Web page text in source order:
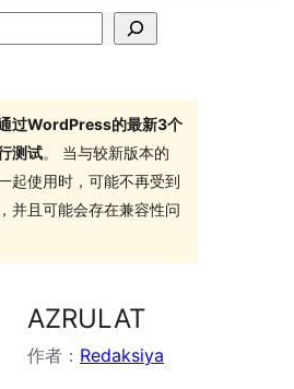
过WordPress的最新3个
测试。 当与较新版本的
起使用时，可能不再受到
并且可能会存在兼容性问
AZRULAT
作者： Redaksiya